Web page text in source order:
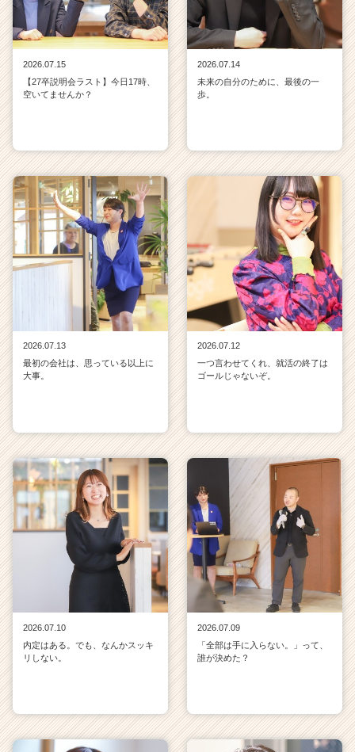
2026.07.15
【27卒説明会ラスト】今日17時、
空いてませんか？
2026.07.14
未来の自分のために、最後の一
歩。
2026.07.13
最初の会社は、思っている以上に
大事。
2026.07.12
一つ言わせてくれ、就活の終了は
ゴールじゃないぞ。
2026.07.10
内定はある。でも、なんかスッキ
リしない。
2026.07.09
「全部は手に入らない。」って、
誰が決めた？